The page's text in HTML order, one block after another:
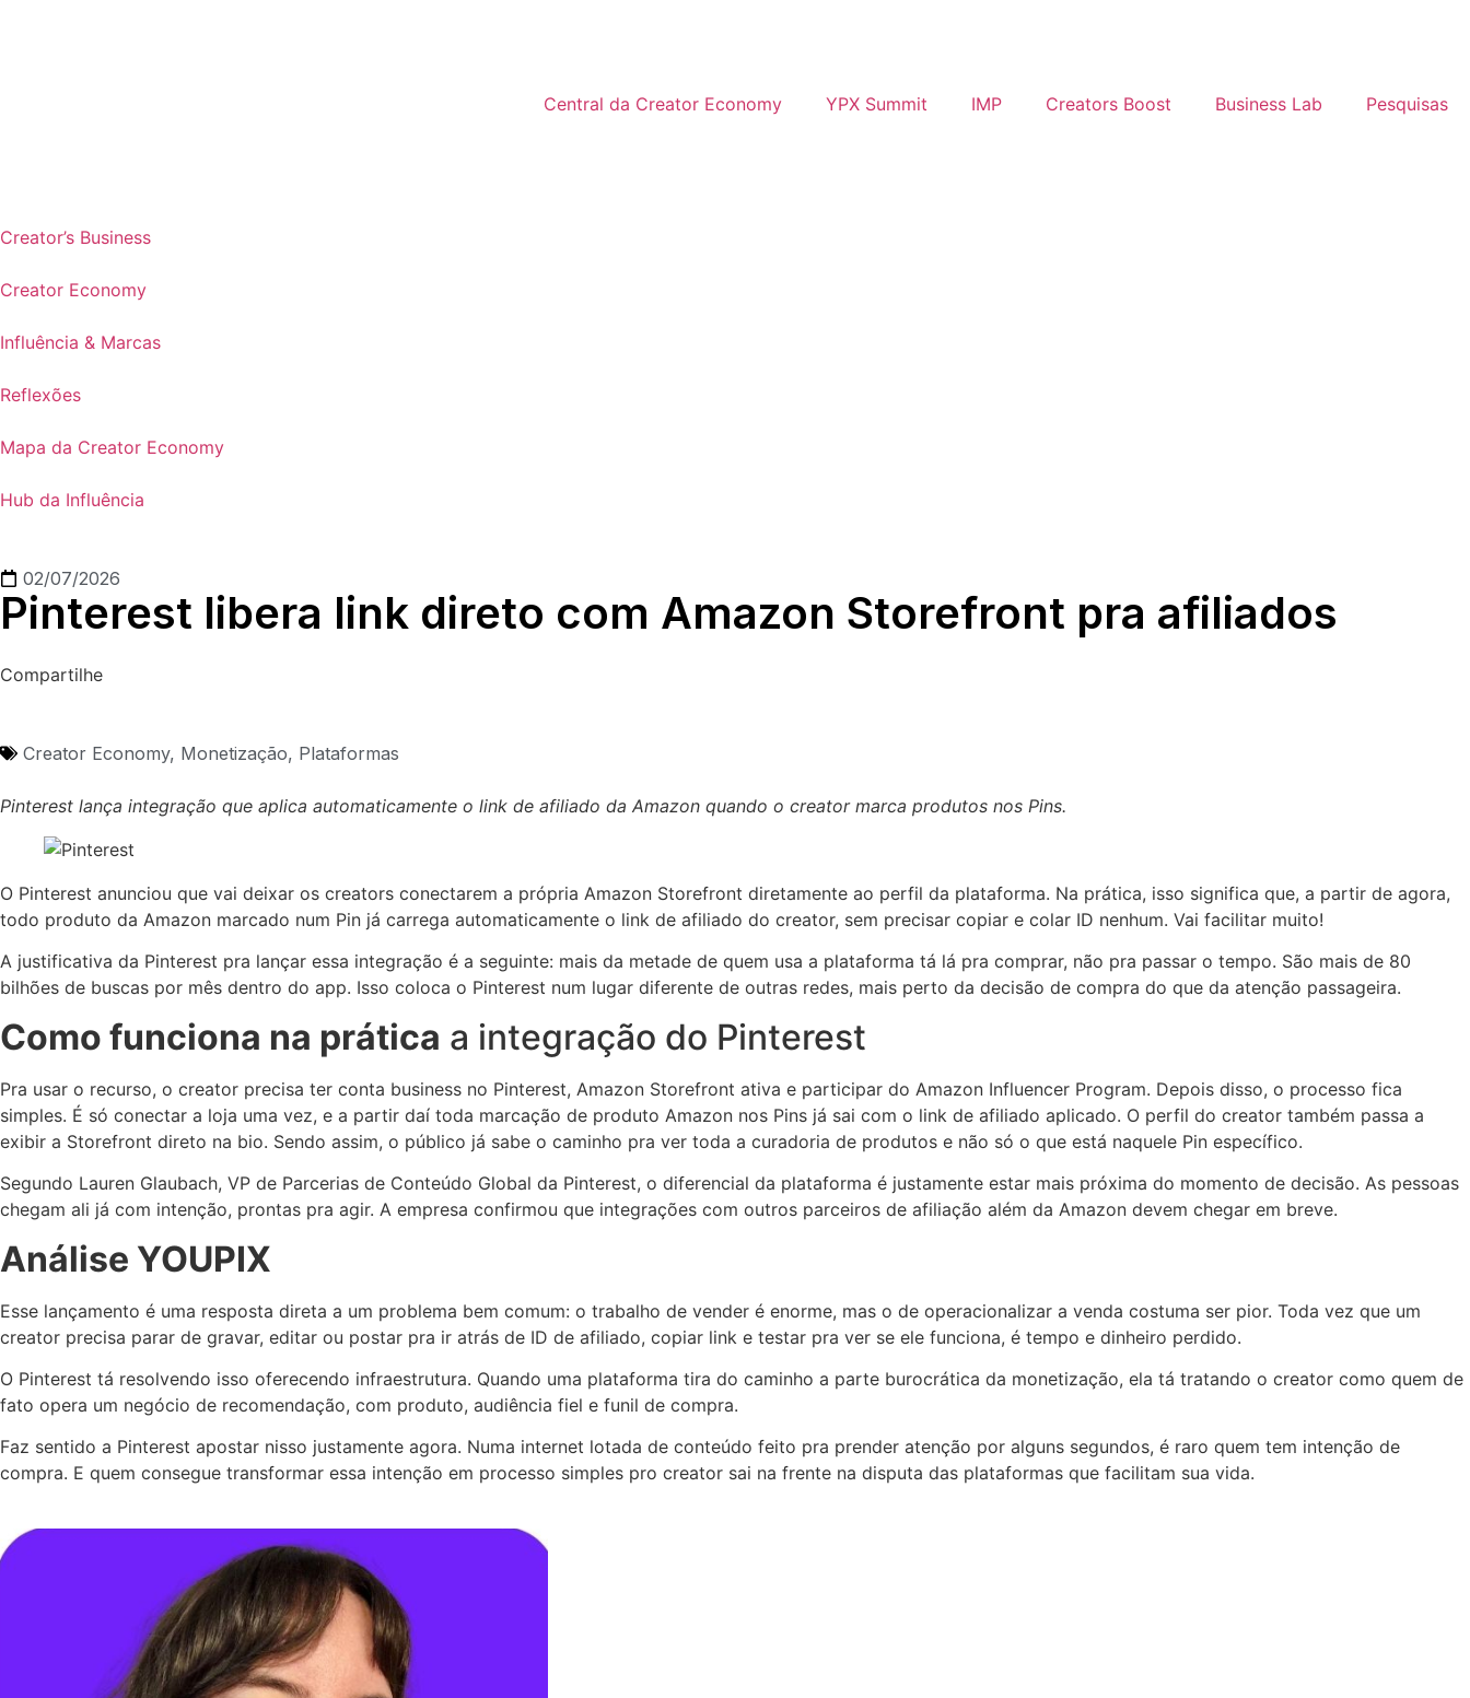
Central da Creator Economy YPX Summit IMP Creators Boost Business Lab Pesquisas
Creator’s Business
Creator Economy
Influência & Marcas
Reflexões
Mapa da Creator Economy
Hub da Influência
02/07/2026
Pinterest libera link direto com Amazon Storefront pra afiliados
Compartilhe
Creator Economy, Monetização, Plataformas
Pinterest lança integração que aplica automaticamente o link de afiliado da Amazon quando o creator marca produtos nos Pins.
O Pinterest anunciou que vai deixar os creators conectarem a própria Amazon Storefront diretamente ao perfil da plataforma. Na prática, isso significa que, a partir de agora,
todo produto da Amazon marcado num Pin já carrega automaticamente o link de afiliado do creator, sem precisar copiar e colar ID nenhum. Vai facilitar muito!
A justificativa da Pinterest pra lançar essa integração é a seguinte: mais da metade de quem usa a plataforma tá lá pra comprar, não pra passar o tempo. São mais de 80
bilhões de buscas por mês dentro do app. Isso coloca o Pinterest num lugar diferente de outras redes, mais perto da decisão de compra do que da atenção passageira.
Como funciona na prática a integração do Pinterest
Pra usar o recurso, o creator precisa ter conta business no Pinterest, Amazon Storefront ativa e participar do Amazon Influencer Program. Depois disso, o processo fica
simples. É só conectar a loja uma vez, e a partir daí toda marcação de produto Amazon nos Pins já sai com o link de afiliado aplicado. O perfil do creator também passa a
exibir a Storefront direto na bio. Sendo assim, o público já sabe o caminho pra ver toda a curadoria de produtos e não só o que está naquele Pin específico.
Segundo Lauren Glaubach, VP de Parcerias de Conteúdo Global da Pinterest, o diferencial da plataforma é justamente estar mais próxima do momento de decisão. As pessoas
chegam ali já com intenção, prontas pra agir. A empresa confirmou que integrações com outros parceiros de afiliação além da Amazon devem chegar em breve.
Análise YOUPIX
Esse lançamento é uma resposta direta a um problema bem comum: o trabalho de vender é enorme, mas o de operacionalizar a venda costuma ser pior. Toda vez que um
creator precisa parar de gravar, editar ou postar pra ir atrás de ID de afiliado, copiar link e testar pra ver se ele funciona, é tempo e dinheiro perdido.
O Pinterest tá resolvendo isso oferecendo infraestrutura. Quando uma plataforma tira do caminho a parte burocrática da monetização, ela tá tratando o creator como quem de
fato opera um negócio de recomendação, com produto, audiência fiel e funil de compra.
Faz sentido a Pinterest apostar nisso justamente agora. Numa internet lotada de conteúdo feito pra prender atenção por alguns segundos, é raro quem tem intenção de
compra. E quem consegue transformar essa intenção em processo simples pro creator sai na frente na disputa das plataformas que facilitam sua vida.